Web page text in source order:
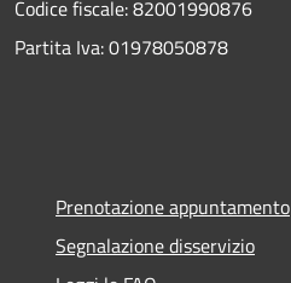
Codice fiscale: 82001990876
Partita Iva: 01978050878
Prenotazione appuntamento
Segnalazione disservizio